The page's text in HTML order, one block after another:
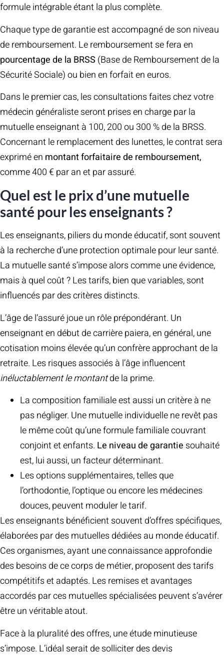
formule intégrable étant la plus complète.
Chaque type de garantie est accompagné de son niveau
de remboursement. Le remboursement se fera en
pourcentage de la BRSS (Base de Remboursement de la
Sécurité Sociale) ou bien en forfait en euros.
Dans le premier cas, les consultations faites chez votre
médecin généraliste seront prises en charge par la
mutuelle enseignant à 100, 200 ou 300 % de la BRSS.
Concernant le remplacement des lunettes, le contrat sera
exprimé en montant forfaitaire de remboursement,
comme 400 € par an et par assuré.
Quel est le prix d’une mutuelle
santé pour les enseignants ?
Les enseignants, piliers du monde éducatif, sont souvent
à la recherche d’une protection optimale pour leur santé.
La mutuelle santé s’impose alors comme une évidence,
mais à quel coût ? Les tarifs, bien que variables, sont
influencés par des critères distincts.
L’âge de l’assuré joue un rôle prépondérant. Un
enseignant en début de carrière paiera, en général, une
cotisation moins élevée qu’un confrère approchant de la
retraite. Les risques associés à l’âge influencent
inéluctablement le montantde la prime.
La composition familiale est aussi un critère à ne
pas négliger. Une mutuelle individuelle ne revêt pas
le même coût qu’une formule familiale couvrant
conjoint et enfants. Le niveau de garantie souhaité
est, lui aussi, un facteur déterminant.
Les options supplémentaires, telles que
l’orthodontie, l’optique ou encore les médecines
douces, peuvent moduler le tarif.
Les enseignants bénéficient souvent d’offres spécifiques,
élaborées par des mutuelles dédiées au monde éducatif.
Ces organismes, ayant une connaissance approfondie
des besoins de ce corps de métier, proposent des tarifs
compétitifs et adaptés. Les remises et avantages
accordés par ces mutuelles spécialisées peuvent s’avérer
être un véritable atout.
Face à la pluralité des offres, une étude minutieuse
s’impose. L’idéal serait de solliciter des devis